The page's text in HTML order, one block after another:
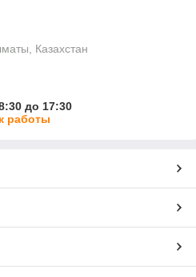
Казахстан
до 17:30
работы